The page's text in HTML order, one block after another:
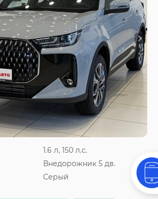
1.6 л, 150 л.с.
Внедорожник 5 дв.
Серый